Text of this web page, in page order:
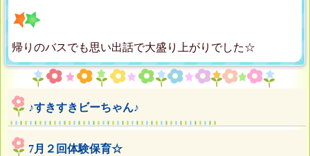
帰りのバスでも思い出話で大盛り上がりでした☆
♪すきすきビーちゃん♪
7月２回体験保育☆